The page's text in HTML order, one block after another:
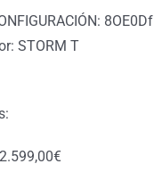
8OE0Df
STORM T
2.599,00€